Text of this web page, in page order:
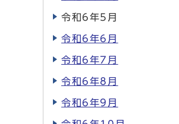
令和6年5月
令和6年6月
令和6年7月
令和6年8月
令和6年9月